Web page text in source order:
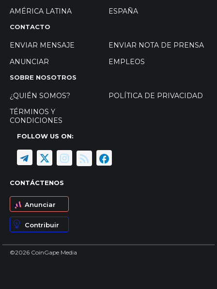
AMÉRICA LATINA
ESPAÑA
CONTACTO
ENVIAR MENSAJE
ENVIAR NOTA DE PRENSA
ANUNCIAR
EMPLEOS
SOBRE NOSOTROS
¿QUIÉN SOMOS?
POLÍTICA DE PRIVACIDAD
TÉRMINOS Y
CONDICIONES
FOLLOW US ON:
CONTÁCTENOS
Anunciar
Contribuir
©2026 CoinGape Media